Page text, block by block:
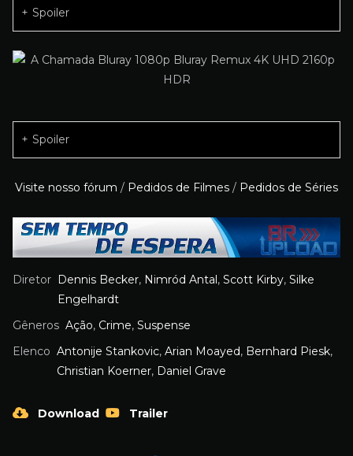
Spoiler
Spoiler
Visite nosso fórum / Pedidos de Filmes / Pedidos de Séries
Diretor Dennis Becker, Nimród Antal , Scott Kirby, Silke
Engelhardt
Gêneros Ação, Crime, Suspense
Elenco Antonije Stankovic, Arian Moayed, Bernhard Piesk,
Christian Koerner, Daniel Grave
Download Trailer